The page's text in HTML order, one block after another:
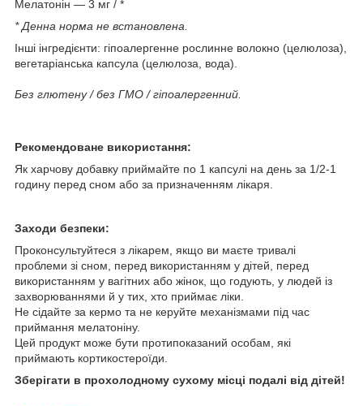
Мелатонін — 3 мг / *
* Денна норма не встановлена.
Інші інгредієнти: гіпоалергенне рослинне волокно (целюлоза),
вегетаріанська капсула (целюлоза, вода).
Без глютену / без ГМО / гіпоалергенний.
Рекомендоване використання:
Як харчову добавку приймайте по 1 капсулі на день за 1/2-1
годину перед сном або за призначенням лікаря.
Заходи безпеки:
Проконсультуйтеся з лікарем, якщо ви маєте тривалі
проблеми зі сном, перед використанням у дітей, перед
використанням у вагітних або жінок, що годують, у людей із
захворюваннями й у тих, хто приймає ліки.
Не сідайте за кермо та не керуйте механізмами під час
приймання мелатоніну.
Цей продукт може бути протипоказаний особам, які
приймають кортикостероїди.
Зберігати в прохолодному сухому місці подалі від дітей!